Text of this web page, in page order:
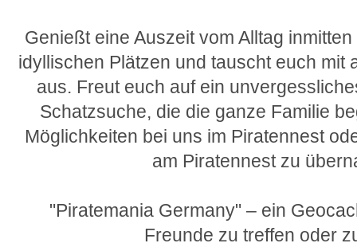
Genießt eine Auszeit vom Alltag
idyllischen Plätzen und tauscht euch mit
aus. Freut euch auf ein
Schatzsuche, die die ganze Familie
Möglichkeiten bei uns im Piratennest
am Piratennest zu
"Piratemania Germany" – ein
Freunde zu treffen oder